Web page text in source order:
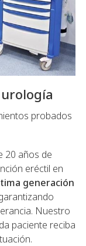
probados
20 años de
eréctil en
generación
Nuestro
paciente reciba